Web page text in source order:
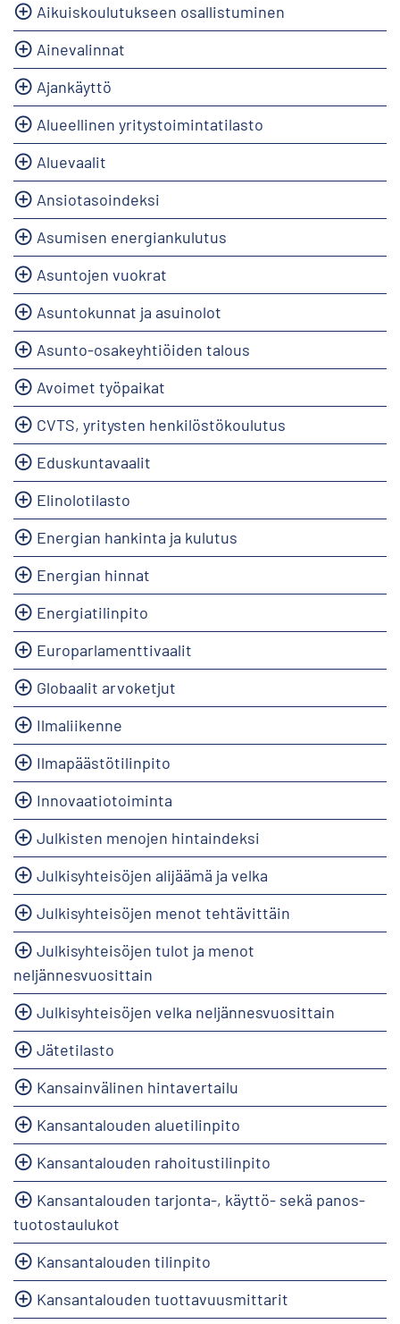
Aikuiskoulutukseen osallistuminen
Ainevalinnat
Ajankäyttö
Alueellinen yritystoimintatilasto
Aluevaalit
Ansiotasoindeksi
Asumisen energiankulutus
Asuntojen vuokrat
Asuntokunnat ja asuinolot
Asunto-osakeyhtiöiden talous
Avoimet työpaikat
CVTS, yritysten henkilöstökoulutus
Eduskuntavaalit
Elinolotilasto
Energian hankinta ja kulutus
Energian hinnat
Energiatilinpito
Europarlamenttivaalit
Globaalit arvoketjut
Ilmaliikenne
Ilmapäästötilinpito
Innovaatiotoiminta
Julkisten menojen hintaindeksi
Julkisyhteisöjen alijäämä ja velka
Julkisyhteisöjen menot tehtävittäin
Julkisyhteisöjen tulot ja menot
neljännesvuosittain
Julkisyhteisöjen velka neljännesvuosittain
Jätetilasto
Kansainvälinen hintavertailu
Kansantalouden aluetilinpito
Kansantalouden rahoitustilinpito
Kansantalouden tarjonta-, käyttö- sekä panos-
tuotostaulukot
Kansantalouden tilinpito
Kansantalouden tuottavuusmittarit